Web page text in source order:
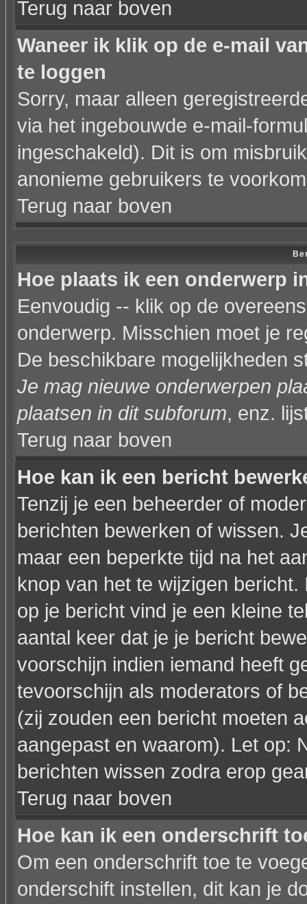
Terug naar boven
Waneer ik klik op de e-mail
te loggen
Sorry, maar alleen
via het ingebouwde e-mail-
ingeschakeld). Dit is om
anonieme gebruikers te
Terug naar boven
Hoe plaats ik een onderwerp
Eenvoudig -- klik op de
onderwerp. Misschien moet je
De beschikbare mogelijkheden
Je mag nieuwe onderwerpen
plaatsen in dit subforum, enz.
Terug naar boven
Hoe kan ik een bericht
Tenzij je een beheerder of
berichten bewerken of wissen.
maar een beperkte tijd na het
knop van het te wijzigen
op je bericht vind je een kleine
aantal keer dat je je bericht
voorschijn indien iemand heeft
tevoorschijn als moderators of
(zij zouden een bericht moeten
aangepast en waarom). Let op:
berichten wissen zodra erop
Terug naar boven
Hoe kan ik een onderschrift
Om een onderschrift toe te
onderschift instellen, dit kan je